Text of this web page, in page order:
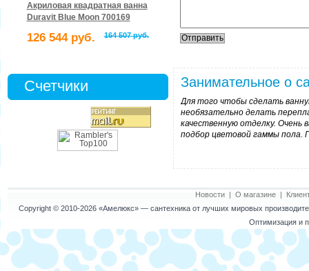
Акриловая квадратная ванна
Duravit Blue Moon 700169
126 544 руб. 164 507 руб.
Счетчики Занимательное о
Для того чтобы сделать
необязательно делать
качественную отделку. Очень
подбор цветовой гаммы пола.
Новости| О магазине|
Copyright © 2010-2026 «Амелюкс»— сантехника от лучших мировых
Оптимизация и